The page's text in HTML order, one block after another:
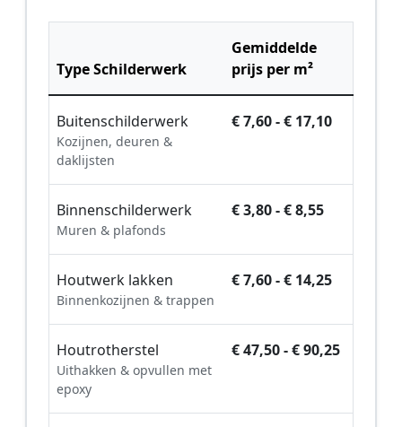
Type Schilderwerk
Gemiddelde
prijs per m²
Buitenschilderwerk
Kozijnen, deuren &
daklijsten
€ 7,60 - € 17,10
Binnenschilderwerk
Muren & plafonds
€ 3,80 - € 8,55
Houtwerk lakken
Binnenkozijnen & trappen
€ 7,60 - € 14,25
Houtrotherstel
Uithakken & opvullen met
epoxy
€ 47,50 - € 90,25